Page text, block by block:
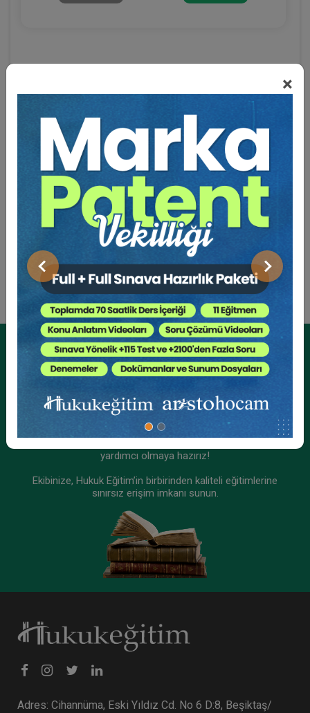
×
Önceki Sonraki
Eğitmen Hakkında
Sosyal Medya
Kurumsal Üyelikler İçin
Kurumsal Teklif Alın
yardımcı olmaya hazırız!
Ekibinize, Hukuk Eğitim’in birbirinden kaliteli eğitimlerine
sınırsız erişim imkanı sunun.
Adres: Cihannüma, Eski Yıldız Cd. No 6 D:8, Beşiktaş/